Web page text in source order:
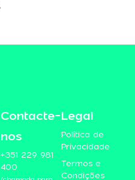
Contacte-
nos
+351 229 981
400
Legal
Política de
Privacidade
Termos e
Condições